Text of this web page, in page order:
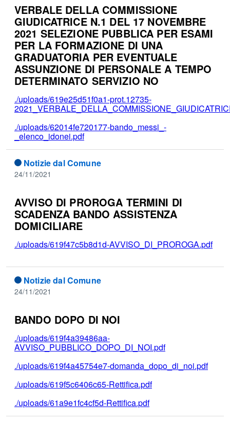
VERBALE DELLA COMMISSIONE
GIUDICATRICE N.1 DEL 17 NOVEMBRE
2021 SELEZIONE PUBBLICA PER ESAMI
PER LA FORMAZIONE DI UNA
GRADUATORIA PER EVENTUALE
ASSUNZIONE DI PERSONALE A TEMPO
DETERMINATO SERVIZIO NO
./uploads/619e25d51f0a1-prot.12735-
./uploads/62014fe720177-bando_messi_-
_elenco_idonei.pdf
Notizie dal Comune
24/11/2021
AVVISO DI PROROGA TERMINI DI
SCADENZA BANDO ASSISTENZA
DOMICILIARE
./uploads/619f47c5b8d1d-AVVISO_DI_PROROGA.pdf
Notizie dal Comune
24/11/2021
BANDO DOPO DI NOI
./uploads/619f4a39486aa-
AVVISO_PUBBLICO_DOPO_DI_NOI.pdf
./uploads/619f4a45754e7-domanda_dopo_di_noi.pdf
./uploads/619f5c6406c65-Rettifica.pdf
./uploads/61a9e1fc4cf5d-Rettifica.pdf